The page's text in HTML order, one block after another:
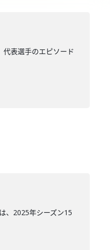
表選手のエピソード
、2025年シーズン15